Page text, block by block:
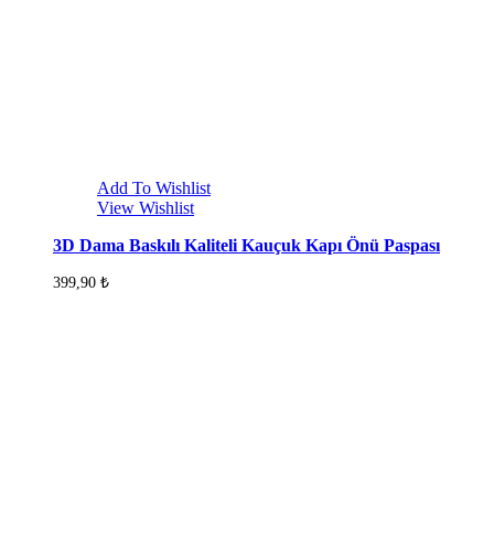
Add To Wishlist
View Wishlist
3D Dama Baskılı Kaliteli Kauçuk Kapı Önü Paspası
399,90 ₺